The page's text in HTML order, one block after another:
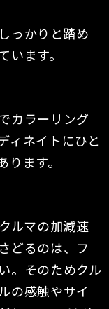
っかりと踏め
ます。
カラーリング
ィネイトにひと
ます。
ルマの加減速
どるのは、フ
。そのためクル
の感触やサイ